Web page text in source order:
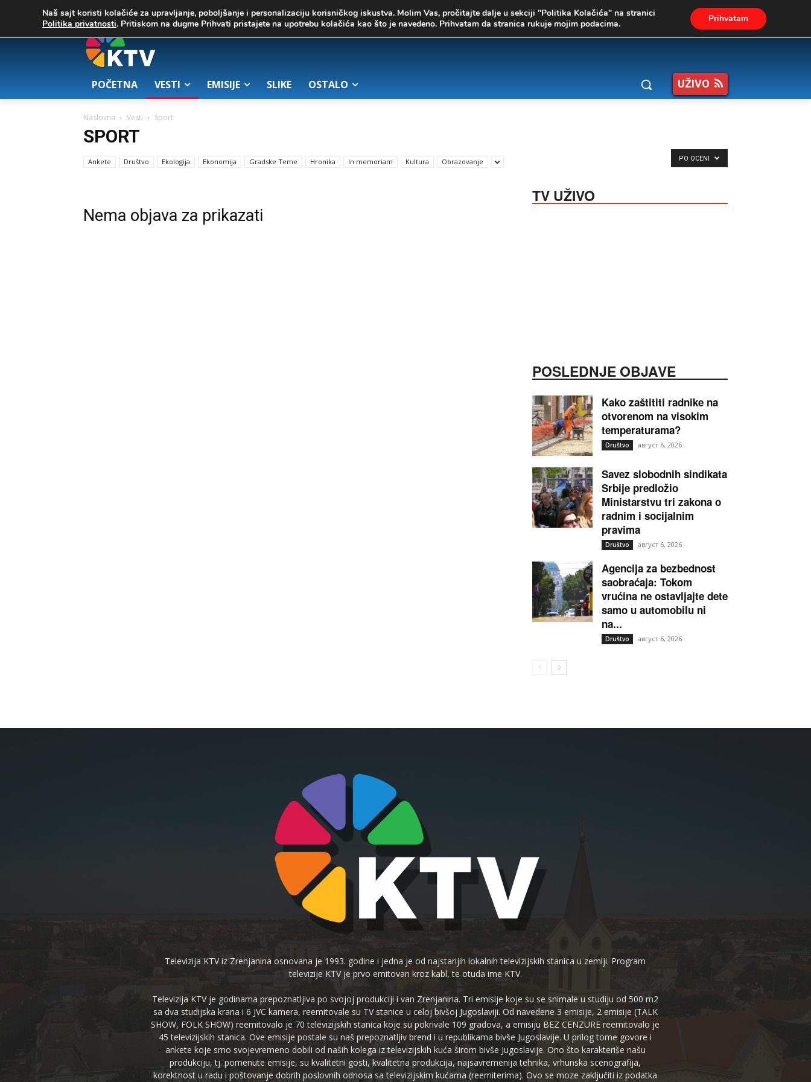
23.5 Zrenjanin 07. август 2026.
POČETNA VESTI EMISIJE SLIKE OSTALO UŽIVO
Naslovna Vesti Sport
SPORT
Ankete Društvo Ekologija Ekonomija Gradske Teme Hronika In memoriam Kultura Obrazovanje PO OCENI
Nema objava za prikazati
TV UŽIVO
POSLEDNJE OBJAVE
Kako zaštititi radnike na
otvorenom na visokim
temperaturama?
Društvo август 6, 2026
Savez slobodnih sindikata
Srbije predložio
Ministarstvu tri zakona o
radnim i socijalnim
pravima
Društvo август 6, 2026
Agencija za bezbednost
saobraćaja: Tokom
vrućina ne ostavljajte dete
samo u automobilu ni
na...
Društvo август 6, 2026
Televizija KTV iz Zrenjanina osnovana je 1993. godine i jedna je od najstarijih lokalnih televizijskih stanica u zemlji. Program
televizije KTV je prvo emitovan kroz kabl, te otuda ime KTV.
Televizija KTV je godinama prepoznatljiva po svojoj produkciji i van Zrenjanina. Tri emisije koje su se snimale u studiju od 500 m2
sa dva studijska krana i 6 JVC kamera, reemitovale su TV stanice u celoj bivšoj Jugoslaviji. Od navedene 3 emisije, 2 emisije (TALK
SHOW, FOLK SHOW) reemitovalo je 70 televizijskih stanica koje su pokrivale 109 gradova, a emisiju BEZ CENZURE reemitovalo je
45 televizijskih stanica. Ove emisije postale su naš prepoznatljiv brend i u republikama bivše Jugoslavije. U prilog tome govore i
ankete koje smo svojevremeno dobili od naših kolega iz televizijskih kuća širom bivše Jugoslavije. Ono što karakteriše našu
produkciju, tj. pomenute emisije, su kvalitetni gosti, kvalitetna produkcija, najsavremenija tehnika, vrhunska scenografija,
korektnost u radu i poštovanje dobrih poslovnih odnosa sa televizijskim kućama (reemiterima). Ovo se moze zaključiti iz podatka
Naš sajt koristi kolačiće za upravljanje, poboljšanje i personalizaciju korisničkog iskustva. Molim Vas, pročitajte dalje u sekciji "Politika Kolačića" na stranici
Politika privatnosti. Pritiskom na dugme Prihvati pristajete na upotrebu kolačića kao što je navedeno. Prihvatam da stranica rukuje mojim podacima. Prihvatam